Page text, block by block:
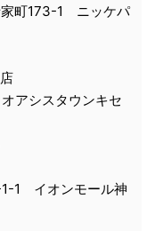
家町173-1 ニッケパ
アシスタウンキセ
1-1 イオンモール神